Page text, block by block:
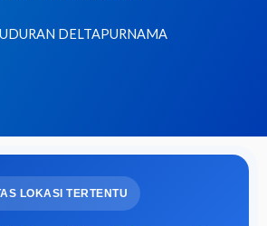
DELTAPURNAMA
LOKASI TERTENTU